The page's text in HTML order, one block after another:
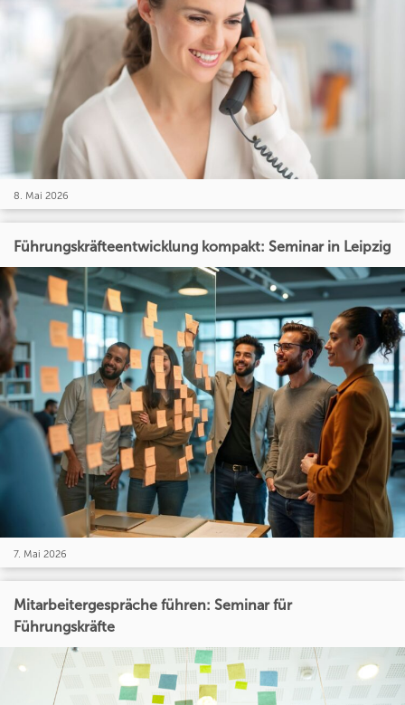
8. Mai 2026
Führungskräfteentwicklung kompakt: Seminar in Leipzig
7. Mai 2026
Mitarbeitergespräche führen: Seminar für
Führungskräfte